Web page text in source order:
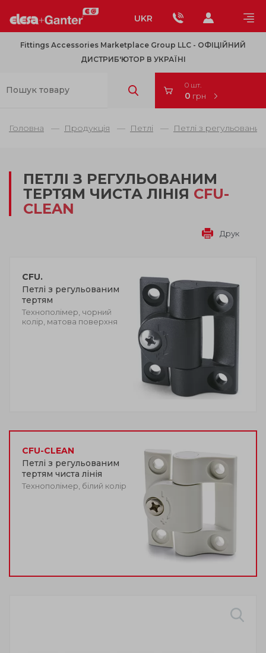
UKR
Fittings Accessories Marketplace Group LLC - OФІЦІЙНИЙ
ДИСТРИБ'ЮТОР В УКРАЇНІ
0 шт.
0 грн
Головна Продукція Петлі Петлі з
ПЕТЛІ З РЕГУЛЬОВАНИМ
ТЕРТЯМ ЧИСТА ЛІНІЯ CFU-
CLEAN
Друк
CFU.
Петлі з регульованим
тертям
Технополімер, чорний
колір, матова поверхня
CFU-CLEAN
Петлі з регульованим
тертям чиста лінія
Технополімер, білий колір